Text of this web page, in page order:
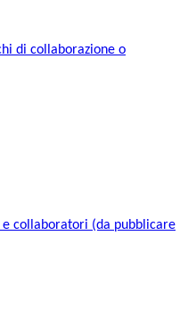
di collaborazione o
e collaboratori (da pubblicare